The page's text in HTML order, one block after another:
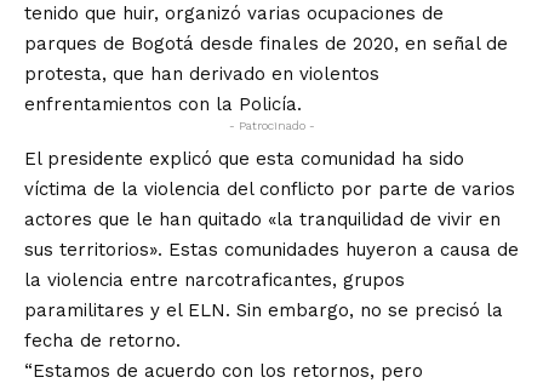
tenido que huir, organizó varias ocupaciones de
parques de Bogotá desde finales de 2020, en señal de
protesta, que han derivado en violentos
enfrentamientos con la Policía.
- Patrocinado -
El presidente explicó que esta comunidad ha sido
víctima de la violencia del conflicto por parte de varios
actores que le han quitado «la tranquilidad de vivir en
sus territorios». Estas comunidades huyeron a causa de
la violencia entre narcotraficantes, grupos
paramilitares y el ELN. Sin embargo, no se precisó la
fecha de retorno.
“Estamos de acuerdo con los retornos, pero